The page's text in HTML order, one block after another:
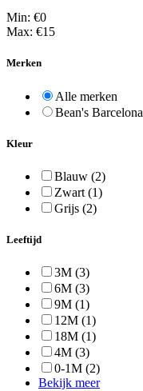
Min: €0
Max: €15
Merken
Alle merken
Bean's Barcelona
Kleur
Blauw (2)
Zwart (1)
Grijs (2)
Leeftijd
3M (3)
6M (3)
9M (1)
12M (1)
18M (1)
4M (3)
0-1M (2)
Bekijk meer